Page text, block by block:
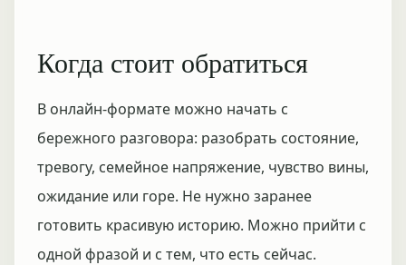
Когда стоит обратиться
В онлайн-формате можно начать с
бережного разговора: разобрать состояние,
тревогу, семейное напряжение, чувство вины,
ожидание или горе. Не нужно заранее
готовить красивую историю. Можно прийти с
одной фразой и с тем, что есть сейчас.